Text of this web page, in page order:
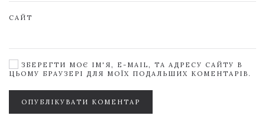
САЙТ
ЗБЕРЕГТИ МОЄ ІМ'Я, E-MAIL, ТА АДРЕСУ САЙТУ В
ЦЬОМУ БРАУЗЕРІ ДЛЯ МОЇХ ПОДАЛЬШИХ КОМЕНТАРІВ.
ОПУБЛІКУВАТИ КОМЕНТАР